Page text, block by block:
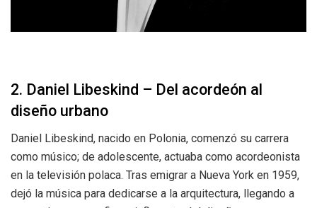
2. Daniel Libeskind – Del acordeón al
diseño urbano
Daniel Libeskind, nacido en Polonia, comenzó su carrera
como músico; de adolescente, actuaba como acordeonista
en la televisión polaca. Tras emigrar a Nueva York en 1959,
dejó la música para dedicarse a la arquitectura, llegando a